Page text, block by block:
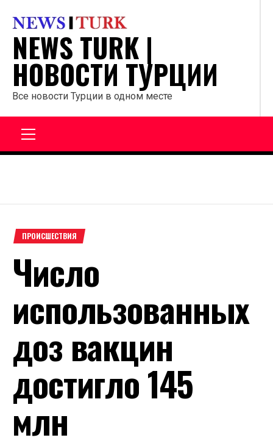
содержанию
NEWS TURK |
НОВОСТИ ТУРЦИИ
Все новости Турции в одном месте
ПРОИСШЕСТВИЯ
Число
использованных
доз вакцин
достигло 145
млн